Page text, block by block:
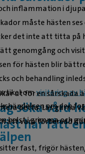
inflammation i
måste hästen
det inte att titta på
genomgång och
för hästen blir
och behandling
omvisitering av
söka vård
har fått
ut för en sårskada
detta. Läs gärna
att vara förberedd
om den
helst i grimma och
fast, frigör